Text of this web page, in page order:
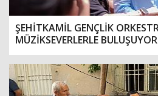
ŞEHİTKAMİL GENÇLİK
MÜZİKSEVERLERLE